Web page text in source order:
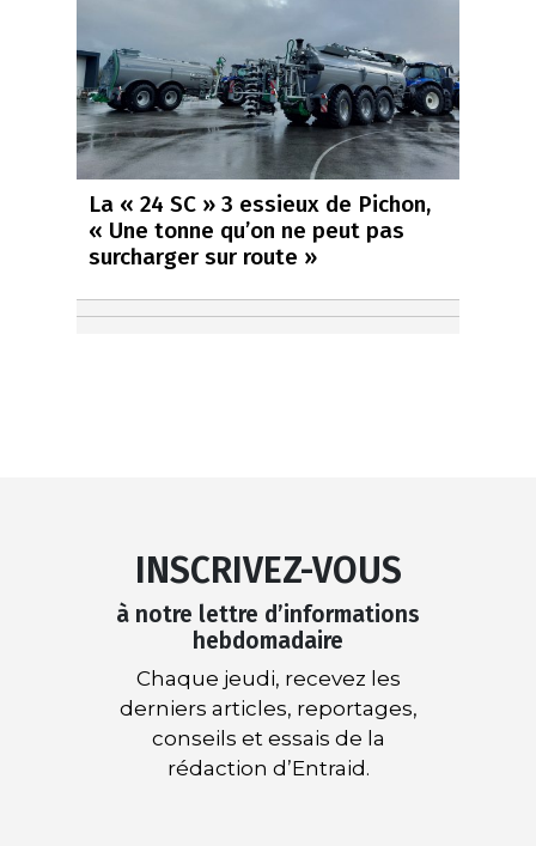
La « 24 SC » 3 essieux de Pichon,
« Une tonne qu’on ne peut pas
surcharger sur route »
INSCRIVEZ-VOUS
à notre lettre d’informations
hebdomadaire
Chaque jeudi, recevez les
derniers articles, reportages,
conseils et essais de la
rédaction d’Entraid.